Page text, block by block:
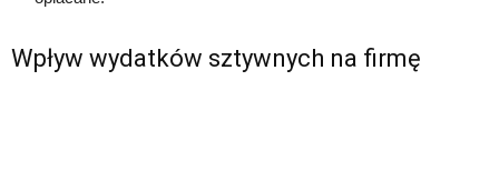
Wpływ wydatków sztywnych na firmę